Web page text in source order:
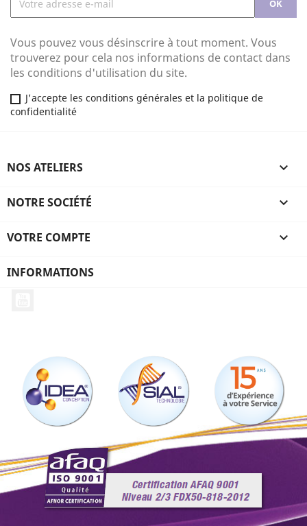
Vous pouvez vous désinscrire à tout moment. Vous
trouverez pour cela nos informations de contact dans
les conditions d'utilisation du site.
J'accepte les conditions générales et la politique de
confidentialité
NOS ATELIERS 
NOTRE SOCIÉTÉ 
VOTRE COMPTE 
INFORMATIONS